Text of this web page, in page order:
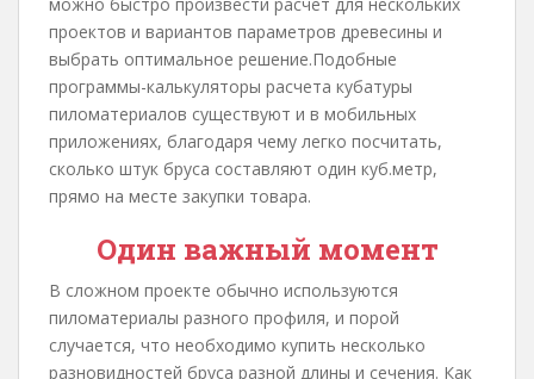
проектов и вариантов параметров древесины и
выбрать оптимальное решение.Подобные
программы-калькуляторы расчета кубатуры
пиломатериалов существуют и в мобильных
приложениях, благодаря чему легко посчитать,
сколько штук бруса составляют один куб.метр,
прямо на месте закупки товара.
Один важный момент
В сложном проекте обычно используются
пиломатериалы разного профиля, и порой
случается, что необходимо купить несколько
разновидностей бруса разной длины и сечения. Как